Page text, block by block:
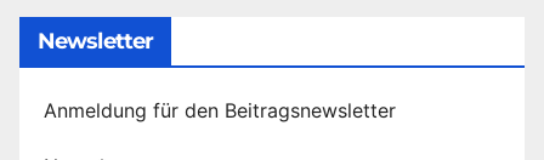
Newsletter
Anmeldung für den Beitragsnewsletter